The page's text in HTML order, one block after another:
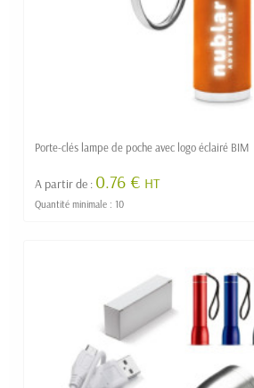
Porte-clés lampe de poche avec logo éclairé BIM
A partir de : 0.76 € HT
Quantité minimale : 10